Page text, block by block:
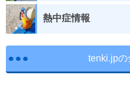
熱中症情報
tenki.jpの